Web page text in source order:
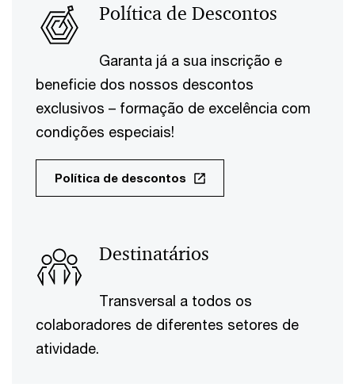
Política de Descontos
Garanta já a sua inscrição e
beneficie dos nossos descontos
exclusivos – formação de excelência com
condições especiais!
Política de descontos
Destinatários
Transversal a todos os
colaboradores de diferentes setores de
atividade.